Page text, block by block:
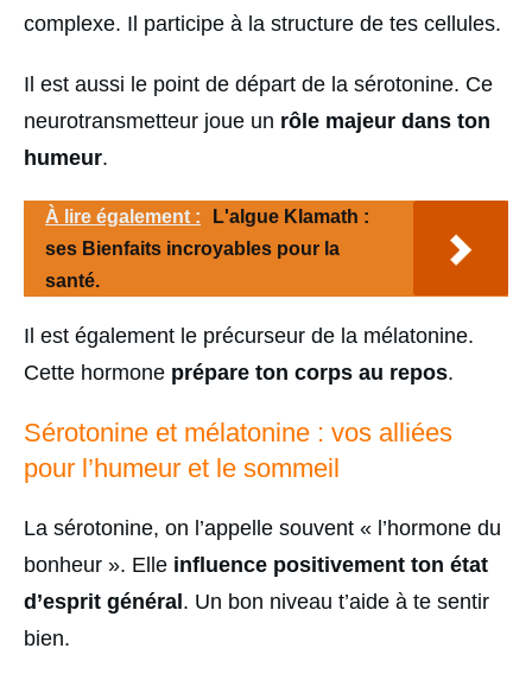
complexe. Il participe à la structure de tes cellules.
Il est aussi le point de départ de la sérotonine. Ce
neurotransmetteur joue un rôle majeur dans ton
humeur.
À lire également :
L'algue Klamath :
ses Bienfaits incroyables pour la
santé.
Il est également le précurseur de la mélatonine.
Cette hormone prépare ton corps au repos.
Sérotonine et mélatonine : vos alliées
pour l’humeur et le sommeil
La sérotonine, on l’appelle souvent « l’hormone du
bonheur ». Elle influence positivement ton état
d’esprit général. Un bon niveau t’aide à te sentir
bien.